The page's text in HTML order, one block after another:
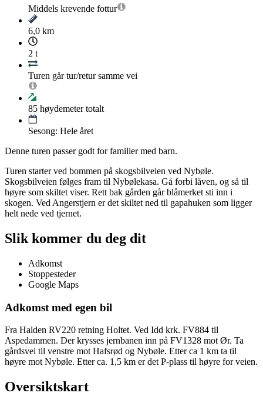
Middels krevende fottur
6,0 km
2 t
Turen går tur/retur samme vei
85 høydemeter totalt
Sesong: Hele året
Denne turen passer godt for familier med barn.
Turen starter ved bommen på skogsbilveien ved Nybøle.
Skogsbilveien følges fram til Nybølekasa. Gå forbi låven, og så til
høyre som skiltet viser. Rett bak gården går blåmerket sti inn i
skogen. Ved Angerstjern er det skiltet ned til gapahuken som ligger
helt nede ved tjernet.
Slik kommer du deg dit
Adkomst
Stoppesteder
Google Maps
Adkomst med egen bil
Fra Halden RV220 retning Holtet. Ved Idd krk. FV884 til
Aspedammen. Der krysses jernbanen inn på FV1328 mot Ør. Ta
gårdsvei til venstre mot Hafsrød og Nybøle. Etter ca 1 km ta til
høyre mot Nybøle. Etter ca. 1,5 km er det P-plass til høyre for veien.
Oversiktskart